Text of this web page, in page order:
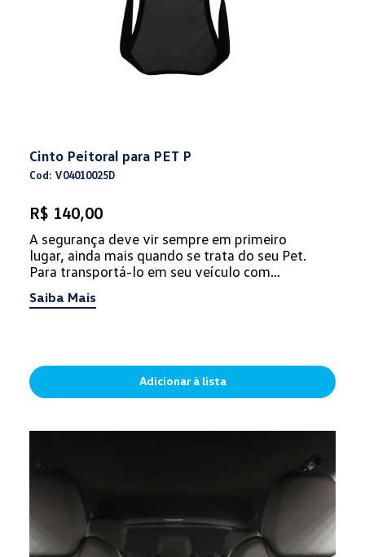
Cinto Peitoral para PET P
Cod: V04010025D
R$ 140,00
A segurança deve vir sempre em primeiro
lugar, ainda mais quando se trata do seu Pet.
Para transportá-lo em seu veículo com
Saiba Mais
Adicionar à lista